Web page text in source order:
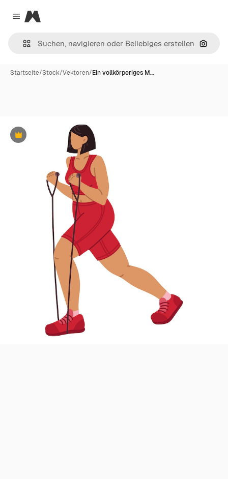
Close menu
Magnific
Nach
Startseite/Stock/Vektoren/Ein vollkörperiges M…
Premium